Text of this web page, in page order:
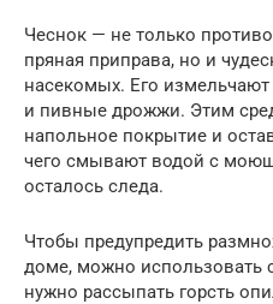
Чеснок — не только
пряная приправа, но и
насекомых. Его
и пивные дрожжи. Этим
напольное покрытие и
чего смывают водой с
осталось следа.
Чтобы предупредить
доме, можно использовать
нужно рассыпать горсть